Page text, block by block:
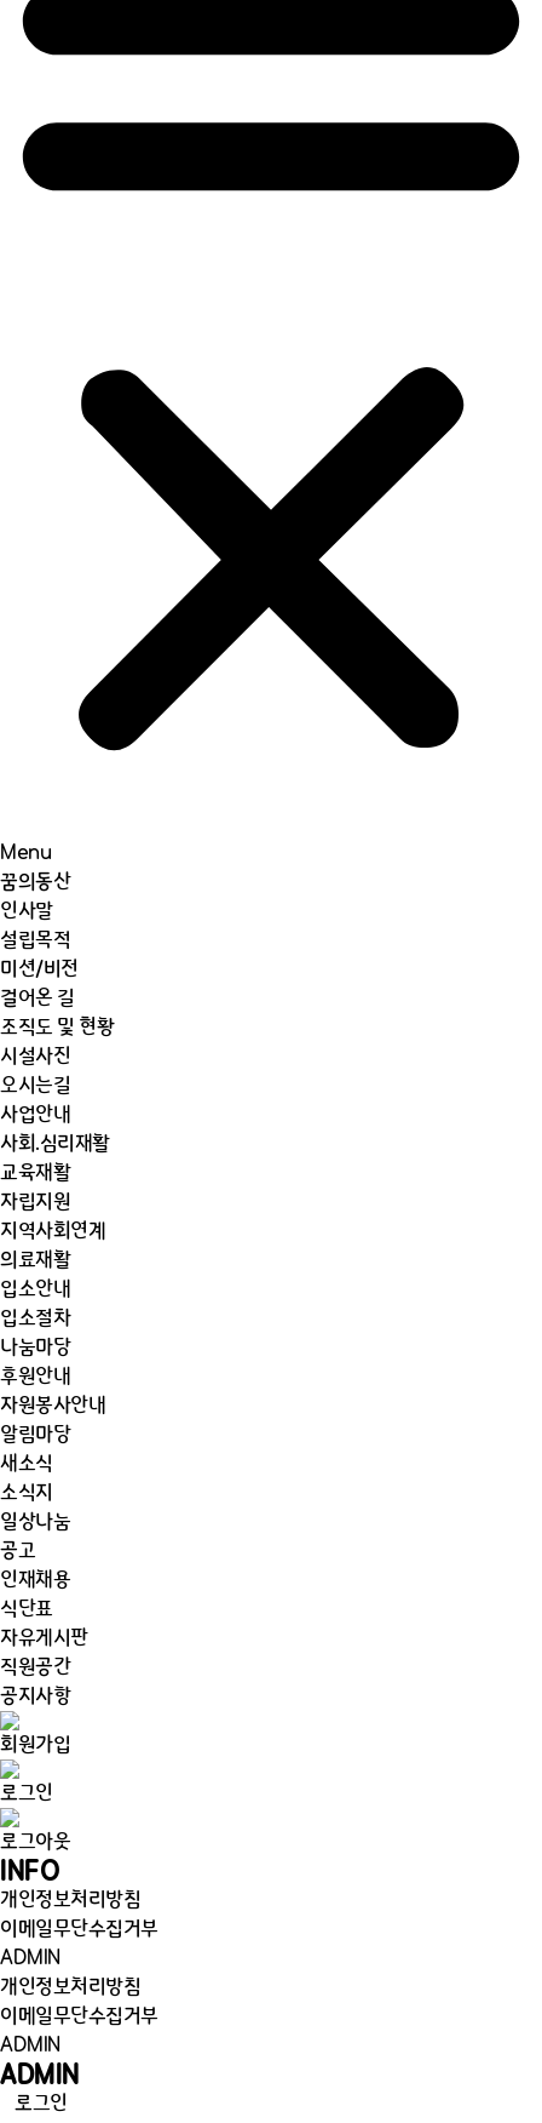
Menu
꿈의동산
인사말
설립목적
미션/비전
걸어온 길
조직도 및 현황
시설사진
오시는길
사업안내
사회.심리재활
교육재활
자립지원
지역사회연계
의료재활
입소안내
입소절차
나눔마당
후원안내
자원봉사안내
알림마당
새소식
소식지
일상나눔
공고
인재채용
식단표
자유게시판
직원공간
공지사항
회원가입
로그인
로그아웃
INFO
개인정보처리방침
이메일무단수집거부
ADMIN
개인정보처리방침
이메일무단수집거부
ADMIN
ADMIN
로그인